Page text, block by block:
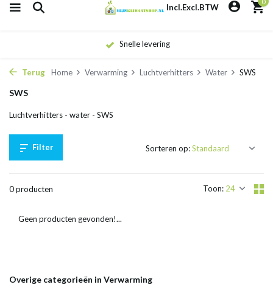
Incl.Excl.BTW
Snelle levering
Terug Home Verwarming Luchtverhitters Water SWS
SWS
Luchtverhitters - water - SWS
Filter
0 producten Toon:
Sorteren op:
Geen producten gevonden!...
Overige categorieën in Verwarming